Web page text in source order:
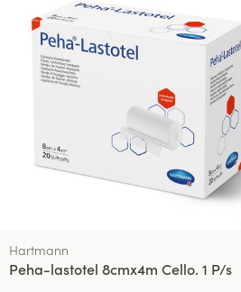
Hartmann
Peha-lastotel 8cmx4m Cello. 1 P/s